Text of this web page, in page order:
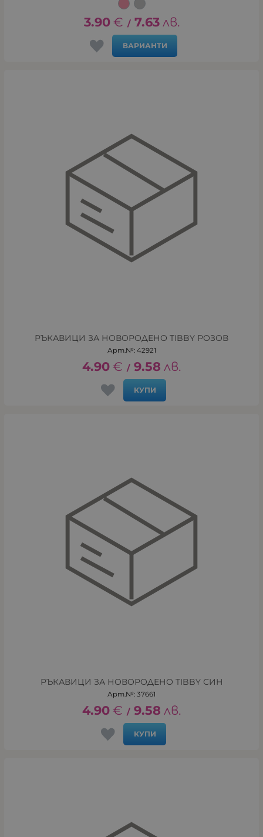
3.90 € / 7.63 лв.
ВАРИАНТИ
РЪКАВИЦИ ЗА НОВОРОДЕНО TIBBY РОЗОВ
Арт.№: 42921
4.90 € / 9.58 лв.
КУПИ
РЪКАВИЦИ ЗА НОВОРОДЕНО TIBBY СИН
Арт.№: 37661
4.90 € / 9.58 лв.
КУПИ